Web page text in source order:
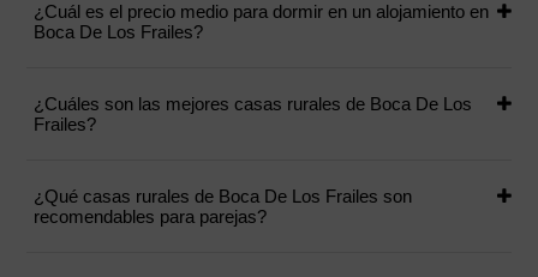
¿Cuál es el precio medio para dormir en un alojamiento en
Boca De Los Frailes?
¿Cuáles son las mejores casas rurales de Boca De Los
Frailes?
¿Qué casas rurales de Boca De Los Frailes son
recomendables para parejas?